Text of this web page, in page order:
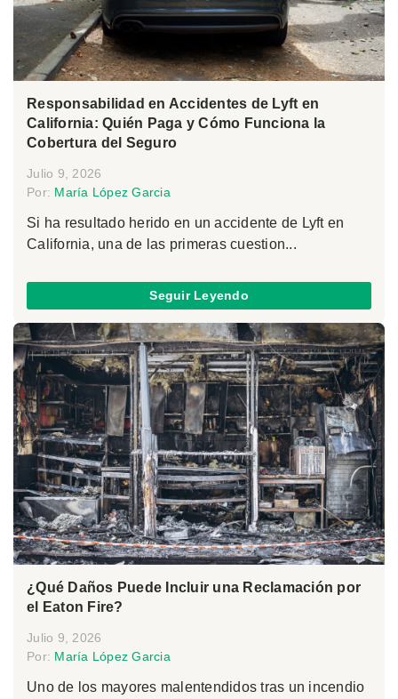
Responsabilidad en Accidentes de Lyft en
California: Quién Paga y Cómo Funciona la
Cobertura del Seguro
Julio 9, 2026
Por: María López Garcia
Si ha resultado herido en un accidente de Lyft en
California, una de las primeras cuestion...
Seguir Leyendo
¿Qué Daños Puede Incluir una Reclamación por
el Eaton Fire?
Julio 9, 2026
Por: María López Garcia
Uno de los mayores malentendidos tras un incendio